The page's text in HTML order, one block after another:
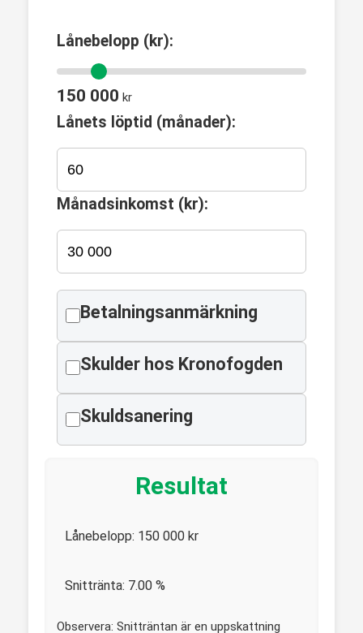
Lånebelopp (kr):
150 000 kr
Lånets löptid (månader):
Månadsinkomst (kr):
Betalningsanmärkning
Skulder hos Kronofogden
Skuldsanering
Resultat
Lånebelopp: 150 000 kr
Snittränta: 7.00 %
Observera: Snitträntan är en uppskattning